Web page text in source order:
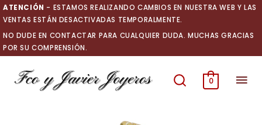
Ir
al
contenido
ATENCIÓN - ESTAMOS REALIZANDO CAMBIOS EN NUESTRA WEB Y LAS
VENTAS ESTÁN DESACTIVADAS TEMPORALMENTE.
NO DUDE EN CONTACTAR PARA CUALQUIER DUDA. MUCHAS GRACIAS
POR SU COMPRENSIÓN.
0